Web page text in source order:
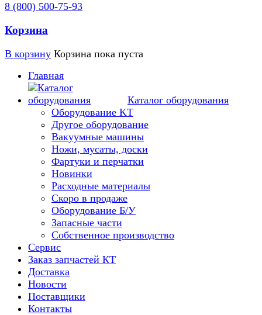
8 (800) 500-75-93
Корзина
В корзину Корзина пока пуста
Главная
Каталог оборудования
Оборудование KT
Другое оборудование
Вакуумные машины
Ножи, мусаты, доски
Фартуки и перчатки
Новинки
Расходные материалы
Скоро в продаже
Оборудование Б/У
Запасные части
Собственное производство
Сервис
Заказ запчастей КТ
Доставка
Новости
Поставщики
Контакты